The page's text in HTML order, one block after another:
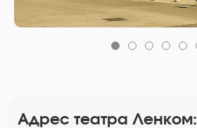
Адрес театра Ленком: